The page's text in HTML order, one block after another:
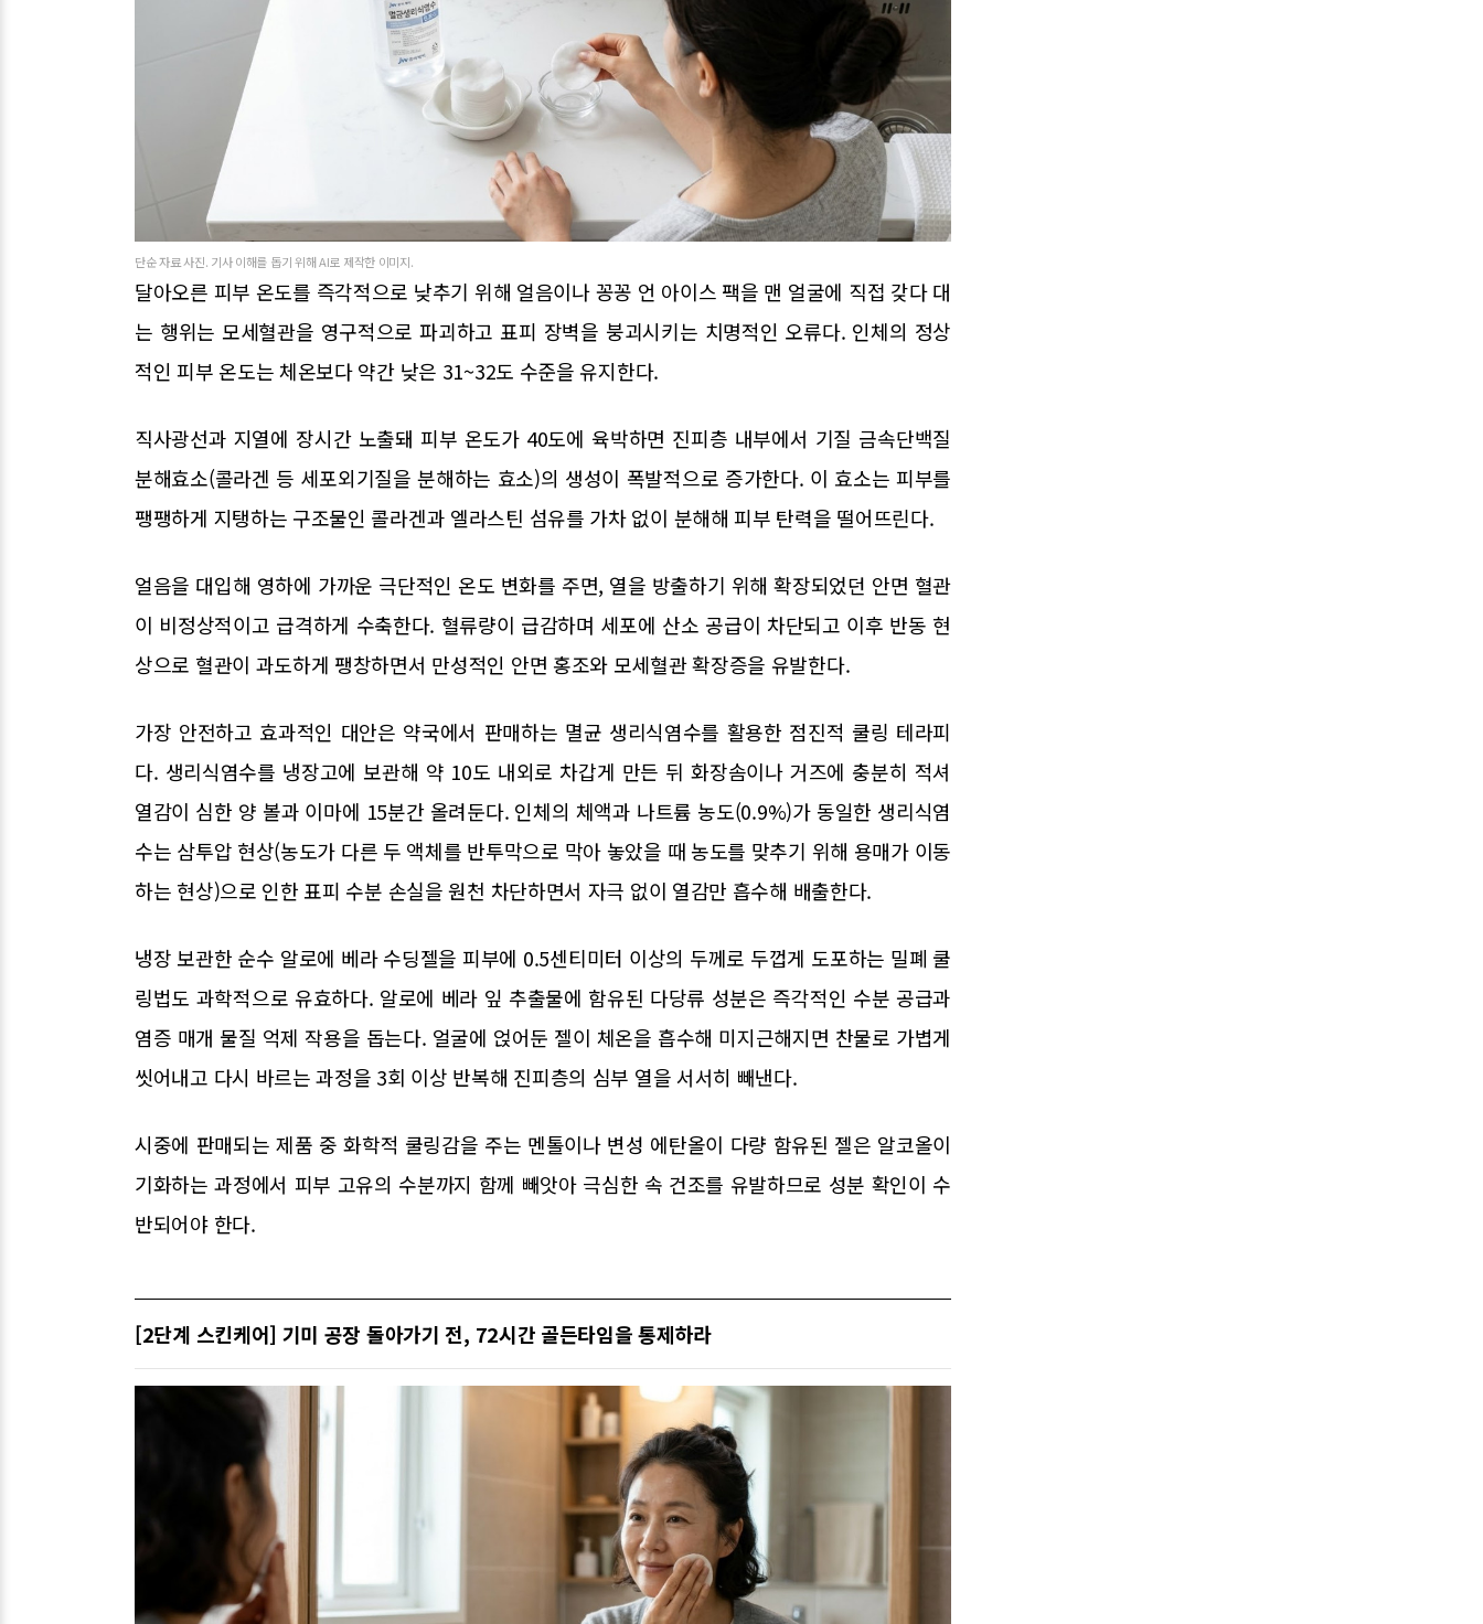
단순 자료 사진. 기사 이해를 돕기 위해 AI로 제작한 이미지.
달아오른 피부 온도를 즉각적으로 낮추기 위해 얼음이나 꽁꽁 언 아이스 팩을 맨 얼굴에 직접 갖다 대
는 행위는 모세혈관을 영구적으로 파괴하고 표피 장벽을 붕괴시키는 치명적인 오류다. 인체의 정상
적인 피부 온도는 체온보다 약간 낮은 31~32도 수준을 유지한다.
직사광선과 지열에 장시간 노출돼 피부 온도가 40도에 육박하면 진피층 내부에서 기질 금속단백질
분해효소(콜라겐 등 세포외기질을 분해하는 효소)의 생성이 폭발적으로 증가한다. 이 효소는 피부를
팽팽하게 지탱하는 구조물인 콜라겐과 엘라스틴 섬유를 가차 없이 분해해 피부 탄력을 떨어뜨린다.
얼음을 대입해 영하에 가까운 극단적인 온도 변화를 주면, 열을 방출하기 위해 확장되었던 안면 혈관
이 비정상적이고 급격하게 수축한다. 혈류량이 급감하며 세포에 산소 공급이 차단되고 이후 반동 현
상으로 혈관이 과도하게 팽창하면서 만성적인 안면 홍조와 모세혈관 확장증을 유발한다.
가장 안전하고 효과적인 대안은 약국에서 판매하는 멸균 생리식염수를 활용한 점진적 쿨링 테라피
다. 생리식염수를 냉장고에 보관해 약 10도 내외로 차갑게 만든 뒤 화장솜이나 거즈에 충분히 적셔
열감이 심한 양 볼과 이마에 15분간 올려둔다. 인체의 체액과 나트륨 농도(0.9%)가 동일한 생리식염
수는 삼투압 현상(농도가 다른 두 액체를 반투막으로 막아 놓았을 때 농도를 맞추기 위해 용매가 이동
하는 현상)으로 인한 표피 수분 손실을 원천 차단하면서 자극 없이 열감만 흡수해 배출한다.
냉장 보관한 순수 알로에 베라 수딩젤을 피부에 0.5센티미터 이상의 두께로 두껍게 도포하는 밀폐 쿨
링법도 과학적으로 유효하다. 알로에 베라 잎 추출물에 함유된 다당류 성분은 즉각적인 수분 공급과
염증 매개 물질 억제 작용을 돕는다. 얼굴에 얹어둔 젤이 체온을 흡수해 미지근해지면 찬물로 가볍게
씻어내고 다시 바르는 과정을 3회 이상 반복해 진피층의 심부 열을 서서히 빼낸다.
시중에 판매되는 제품 중 화학적 쿨링감을 주는 멘톨이나 변성 에탄올이 다량 함유된 젤은 알코올이
기화하는 과정에서 피부 고유의 수분까지 함께 빼앗아 극심한 속 건조를 유발하므로 성분 확인이 수
반되어야 한다.
[2단계 스킨케어] 기미 공장 돌아가기 전, 72시간 골든타임을 통제하라